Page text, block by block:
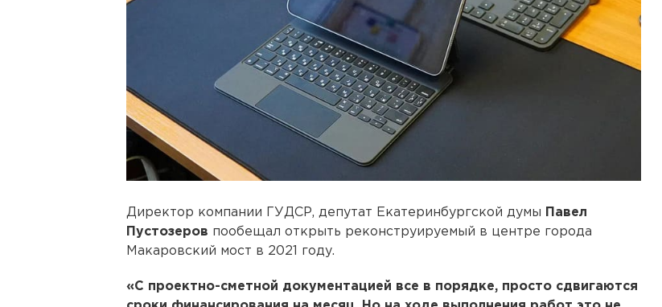
Директор компании ГУДСР, депутат Екатеринбургской думы
Павел
Пустозеров пообещал открыть реконструируемый в центре города
Макаровский мост в 2021 году.
«С проектно-сметной документацией все в порядке, просто сдвигаются